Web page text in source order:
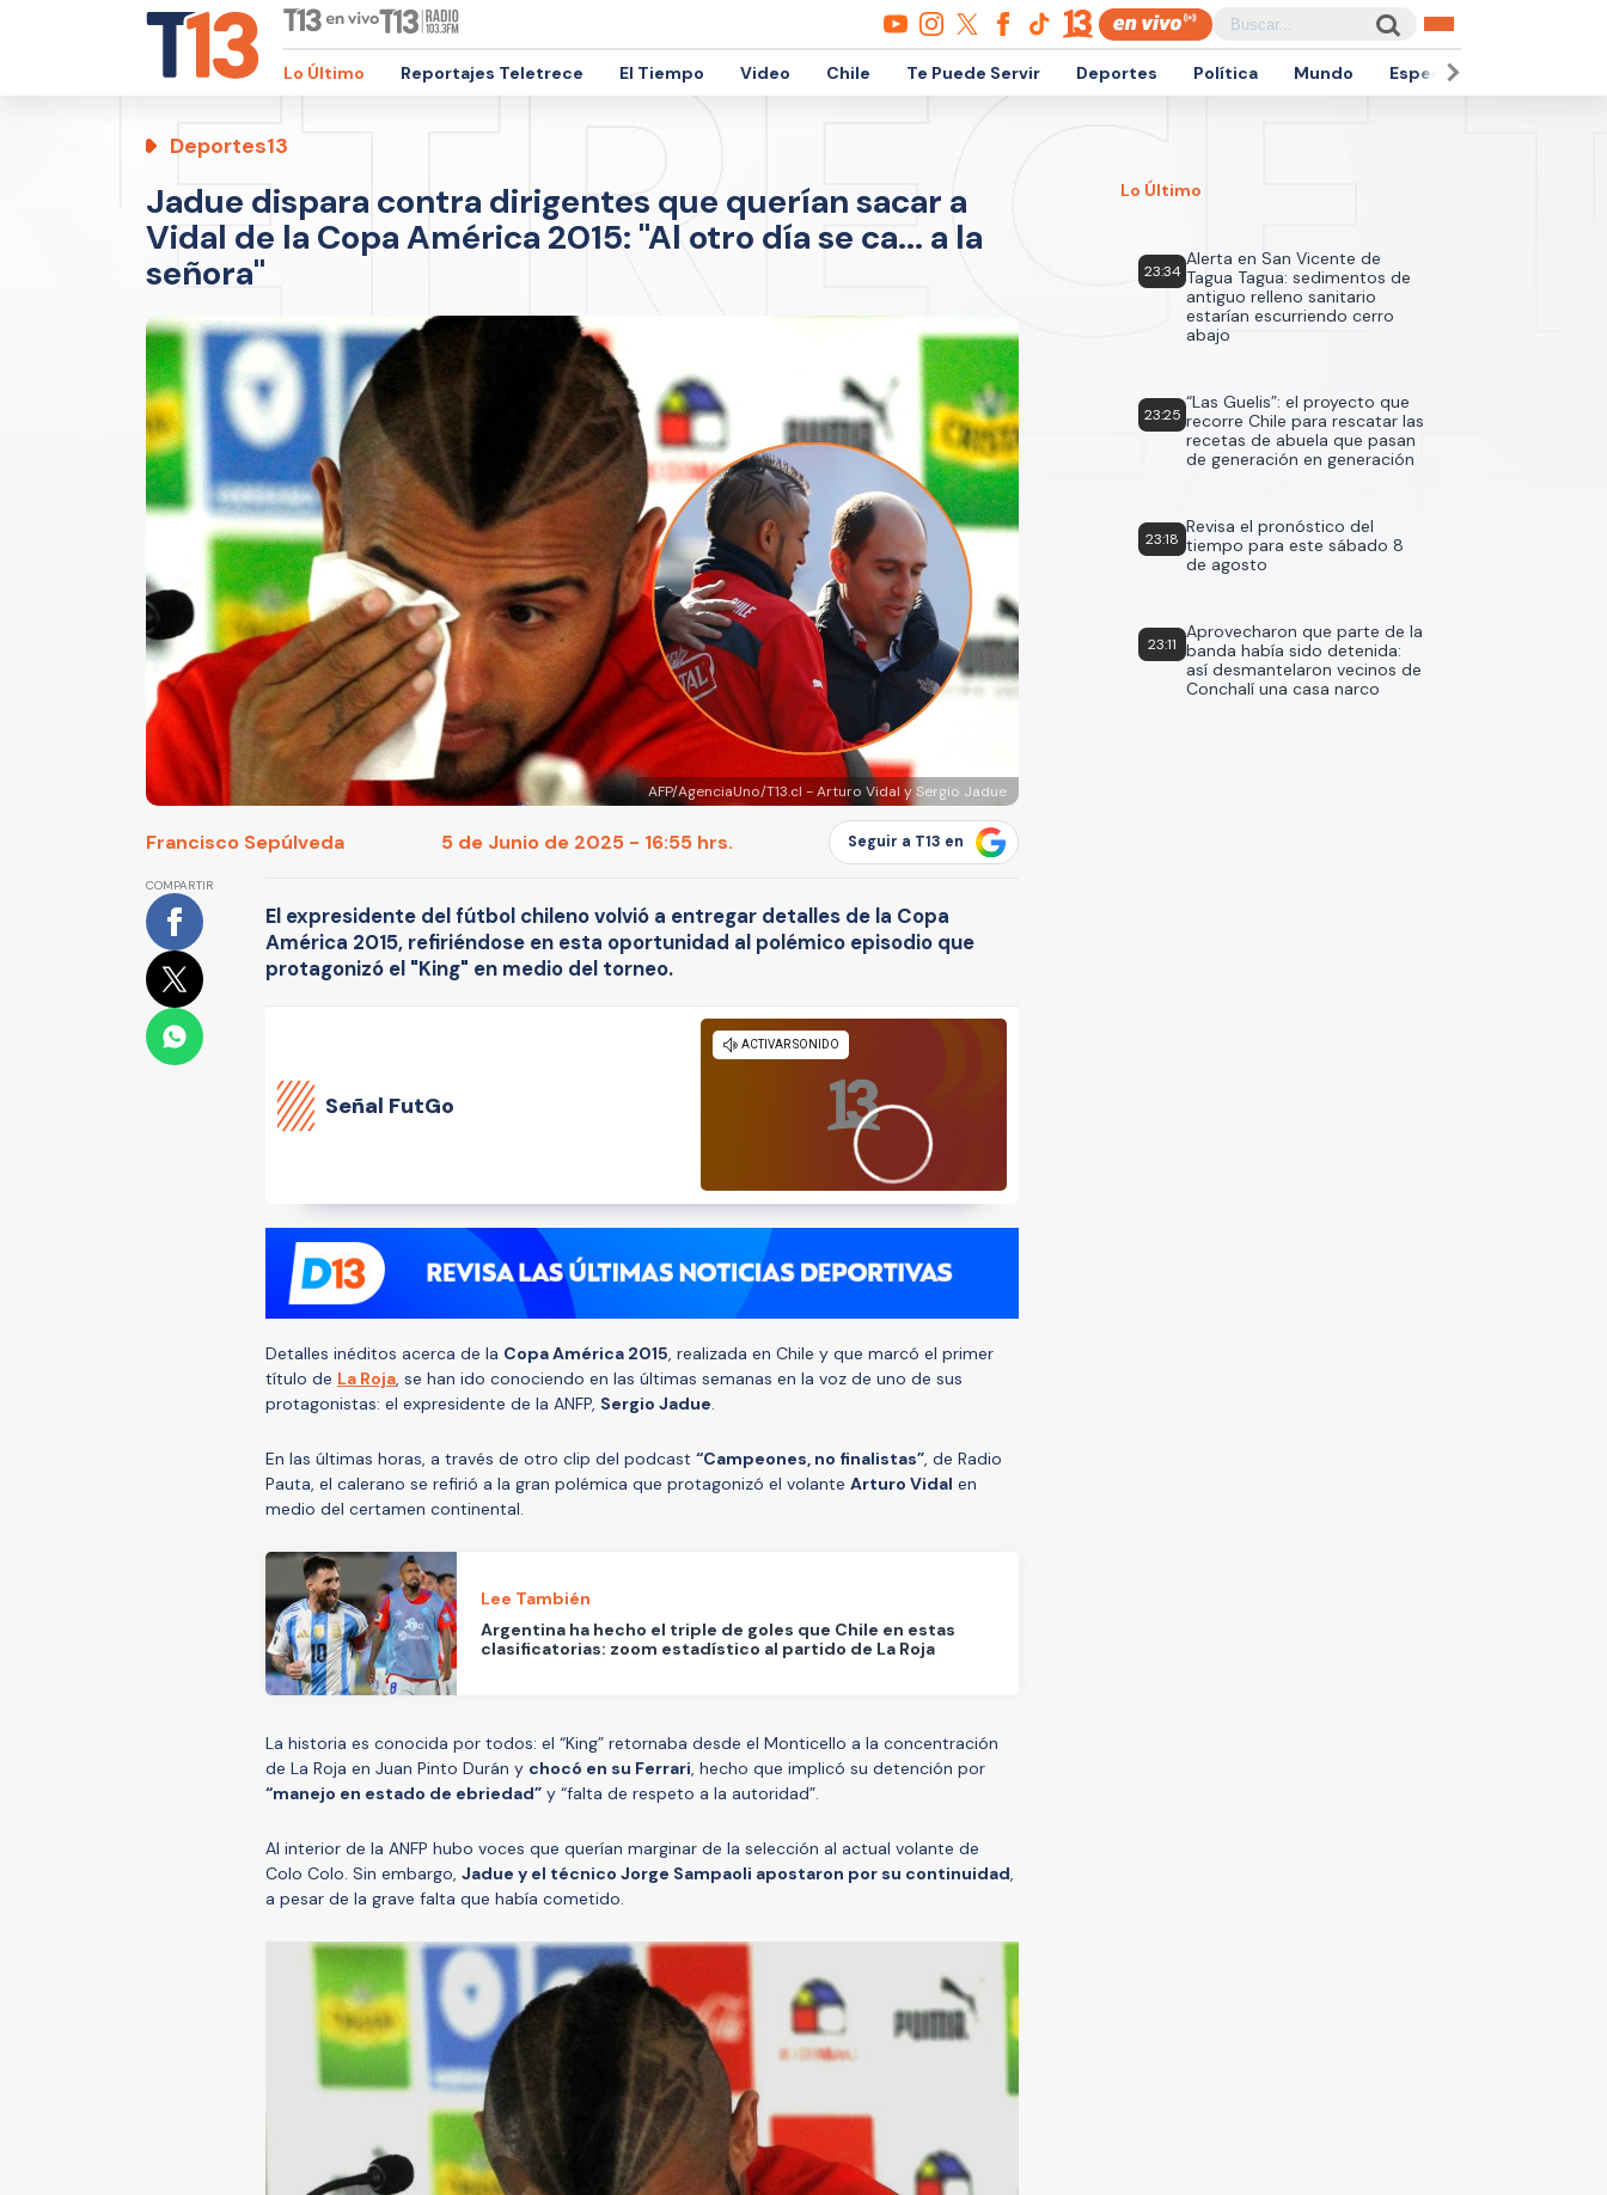
Lo Último Reportajes Teletrece El Tiempo Video Chile Te Puede Servir Deportes Política Mundo Espectáculos
Deportes13
Jadue dispara contra dirigentes que querían sacar a
Vidal de la Copa América 2015: "Al otro día se ca... a la
señora"
AFP/AgenciaUno/T13.cl - Arturo Vidal y Sergio Jadue
Francisco Sepúlveda 5 de Junio de 2025 - 16:55 hrs. Seguir a T13 en
COMPARTIR
El expresidente del fútbol chileno volvió a entregar detalles de la Copa
América 2015, refiriéndose en esta oportunidad al polémico episodio que
protagonizó el "King" en medio del torneo.
Señal FutGo
Detalles inéditos acerca de la Copa América 2015, realizada en Chile y que marcó el primer
título de La Roja, se han ido conociendo en las últimas semanas en la voz de uno de sus
protagonistas: el expresidente de la ANFP, Sergio Jadue.
En las últimas horas, a través de otro clip del podcast “Campeones, no finalistas”, de Radio
Pauta, el calerano se refirió a la gran polémica que protagonizó el volante Arturo Vidal en
medio del certamen continental.
Lee También
Argentina ha hecho el triple de goles que Chile en estas
clasificatorias: zoom estadístico al partido de La Roja
La historia es conocida por todos: el “King” retornaba desde el Monticello a la concentración
de La Roja en Juan Pinto Durán y chocó en su Ferrari, hecho que implicó su detención por
“manejo en estado de ebriedad” y “falta de respeto a la autoridad”.
Al interior de la ANFP hubo voces que querían marginar de la selección al actual volante de
Colo Colo. Sin embargo, Jadue y el técnico Jorge Sampaoli apostaron por su continuidad,
a pesar de la grave falta que había cometido.
Lo Último
23:34
Alerta en San Vicente de
Tagua Tagua: sedimentos de
antiguo relleno sanitario
estarían escurriendo cerro
abajo
23:25
“Las Guelis”: el proyecto que
recorre Chile para rescatar las
recetas de abuela que pasan
de generación en generación
23:18
Revisa el pronóstico del
tiempo para este sábado 8
de agosto
23:11
Aprovecharon que parte de la
banda había sido detenida:
así desmantelaron vecinos de
Conchalí una casa narco